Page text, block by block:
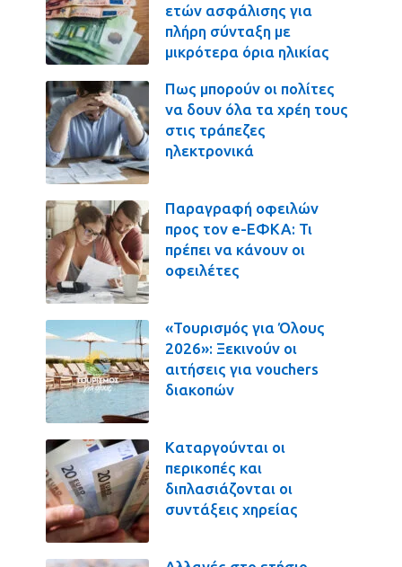
ετών ασφάλισης για
πλήρη σύνταξη με
μικρότερα όρια ηλικίας
Πως μπορούν οι πολίτες
να δουν όλα τα χρέη τους
στις τράπεζες
ηλεκτρονικά
Παραγραφή οφειλών
προς τον e-ΕΦΚΑ: Τι
πρέπει να κάνουν οι
οφειλέτες
«Τουρισμός για Όλους
2026»: Ξεκινούν οι
αιτήσεις για vouchers
διακοπών
Καταργούνται οι
περικοπές και
διπλασιάζονται οι
συντάξεις χηρείας